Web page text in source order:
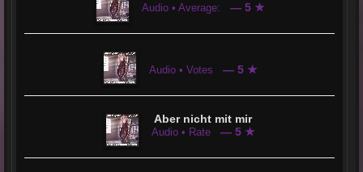
Audio • Average: — 5 ★
Audio • Votes — 5 ★
Aber nicht mit mir
Audio • Rate — 5 ★